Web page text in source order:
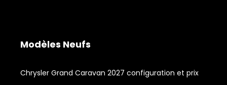
Modèles Neufs
Chrysler Grand Caravan 2027 configuration et prix